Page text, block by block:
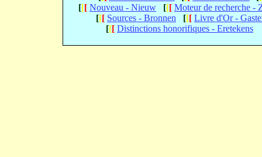
[[[ Nouveau - Nieuw [[[ Moteur de recherche -
[[[ Sources - Bronnen [[[ Livre d'Or -
[[[ Distinctions honorifiques - Eretekens